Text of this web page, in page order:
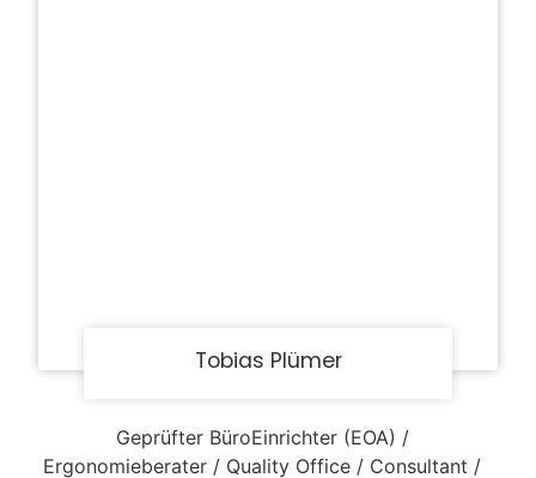
Tobias Plümer
Geprüfter BüroEinrichter (EOA) /
Ergonomieberater / Quality Office / Consultant /